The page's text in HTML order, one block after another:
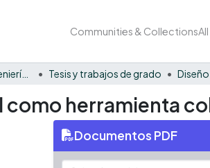
Communities & Collections
Facultad Barberi de Ingeniería, Diseño y Ciencias Aplicadas Tesis y trabajos de grado
como herramienta
Documentos PDF